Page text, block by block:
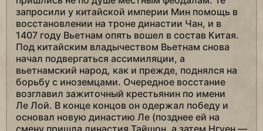
запросили у китайской империи Мин помощь в
восстановлении на троне династии Чан, и в
1407 году Вьетнам опять вошел в состав Китая.
Под китайским владычеством Вьетнам снова
начал подвергаться ассимиляции, а
вьетнамский народ, как и прежде, поднялся на
борьбу с иноземцами. Очередное восстание
возглавил зажиточный крестьянин по имени
Ле Лой. В конце концов он одержал победу и
основал новую династию Ле (позднее ей на